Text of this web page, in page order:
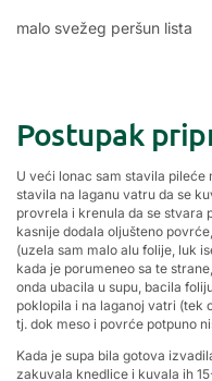
malo svežeg peršun lista
Postupak
U veći lonac sam stavila pileće
stavila na laganu vatru da se
provrela i krenula da se stvara
kasnije dodala oljušteno
(uzela sam malo alu folije, luk
kada je porumeneo sa te
onda ubacila u supu, bacila
poklopila i na laganoj vatri (tek
tj. dok meso i povrće potpuno
Kada je supa bila gotova
zakuvala knedlice i kuvala ih